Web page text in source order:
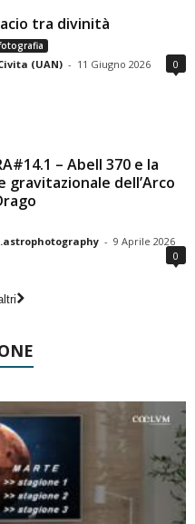
tra divinità
(UAN) - 11 Giugno 2026 0
– Abell 370 e la
gravitazionale dell’Arco
- 9 Aprile 2026
0